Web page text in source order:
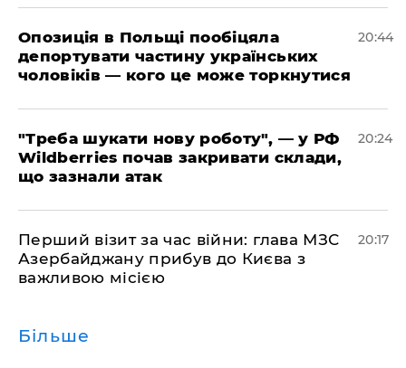
​Опозиція в Польщі пообіцяла
депортувати частину українських
чоловіків — кого це може торкнутися
20:44
​"Треба шукати нову роботу", — у РФ
Wildberries почав закривати склади,
що зазнали атак
20:24
​Перший візит за час війни: глава МЗС
Азербайджану прибув до Києва з
важливою місією
20:17
Більше